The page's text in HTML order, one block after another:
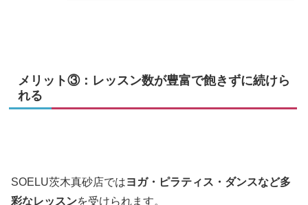
メリット③：レッスン数が豊富で飽きずに続けら
れる
SOELU茨木真砂店ではヨガ・ピラティス・ダンスなど多
彩なレッスンを受けられます。